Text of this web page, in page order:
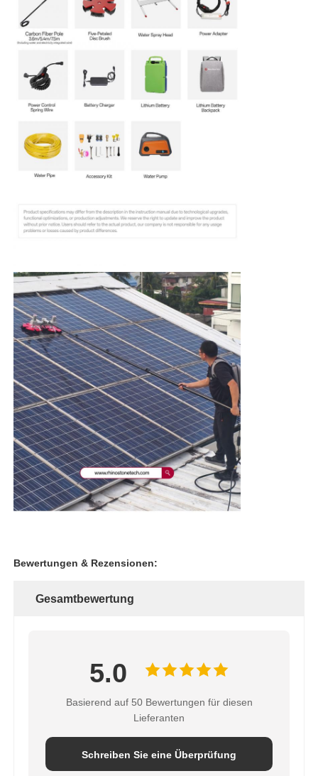
Bewertungen & Rezensionen:
Gesamtbewertung
5.0
Basierend auf 50 Bewertungen für diesen
Lieferanten
Schreiben Sie eine Überprüfung